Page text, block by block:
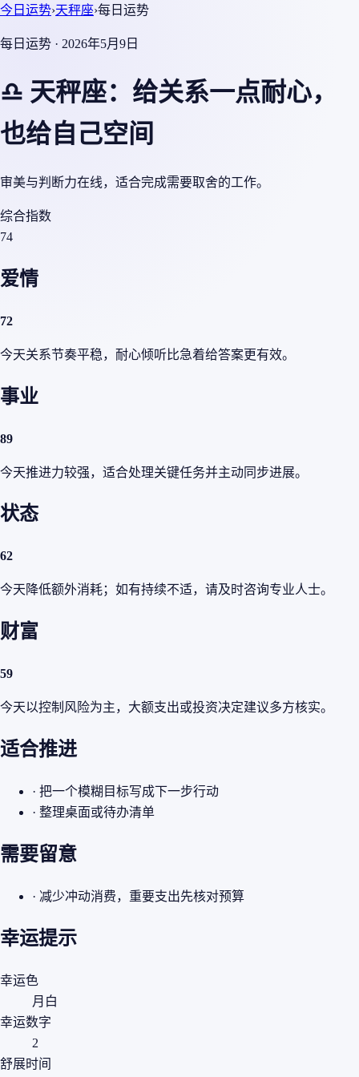
今日运势›天秤座›每日运势
每日运势 · 2026年5月9日
♎ 天秤座：给关系一点耐心，
也给自己空间
审美与判断力在线，适合完成需要取舍的工作。
综合指数
74
爱情
72
今天关系节奏平稳，耐心倾听比急着给答案更有效。
事业
89
今天推进力较强，适合处理关键任务并主动同步进展。
状态
62
今天降低额外消耗；如有持续不适，请及时咨询专业人士。
财富
59
今天以控制风险为主，大额支出或投资决定建议多方核实。
适合推进
· 把一个模糊目标写成下一步行动
· 整理桌面或待办清单
需要留意
· 减少冲动消费，重要支出先核对预算
幸运提示
幸运色
月白
幸运数字
2
舒展时间